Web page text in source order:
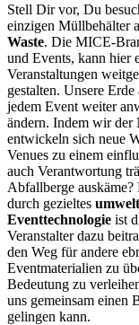
Stell Dir vor, Du
einzigen Müllbehälter
Waste. Die MICE-
und Events, kann hier
Veranstaltungen
gestalten. Unsere
jedem Event weiter
ändern. Indem wir der
entwickeln sich neue
Venues zu einem
auch Verantwortung
Abfallberge
durch gezieltes
Eventtechnologie ist
Veranstalter dazu
den Weg für andere
Eventmaterialien zu
Bedeutung zu
uns gemeinsam einen
gelingen kann.